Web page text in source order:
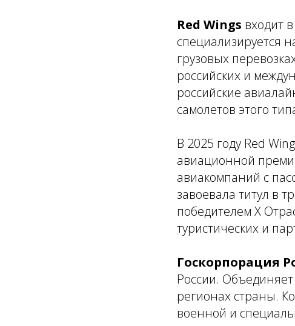
Red Wings входит
специализируется
грузовых
российских и
российские
самолетов этого
В 2025 году Red
авиационной
авиакомпаний с
завоевала титул в
победителем X
туристических и
Госкорпорация
России.
регионах страны.
военной и